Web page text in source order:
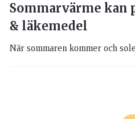
Sommarvärme kan
& läkemedel
När sommaren kommer och